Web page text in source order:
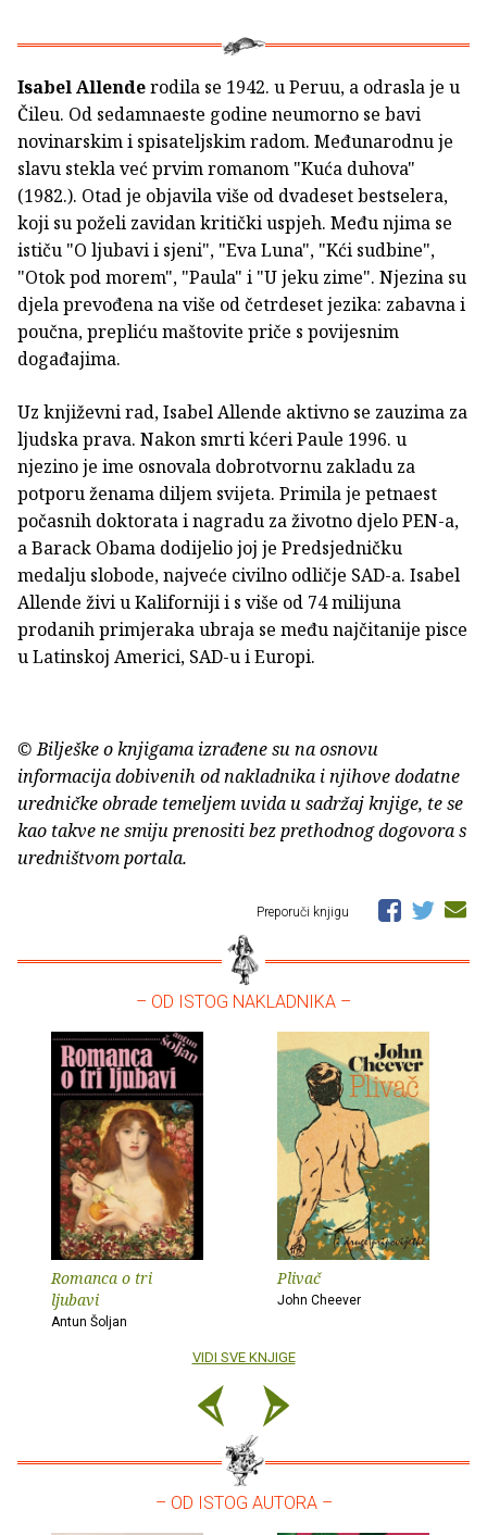
Isabel Allenderodila se 1942. u Peruu, a odrasla je u
Čileu. Od sedamnaeste godine neumorno se bavi
novinarskim i spisateljskim radom. Međunarodnu je
slavu stekla već prvim romanom "Kuća duhova"
(1982.). Otad je objavila više od dvadeset bestselera,
koji su poželi zavidan kritički uspjeh. Među njima se
ističu "O ljubavi i sjeni", "Eva Luna", "Kći sudbine",
"Otok pod morem", "Paula" i "U jeku zime". Njezina su
djela prevođena na više od četrdeset jezika: zabavna i
poučna, prepliću maštovite priče s povijesnim
događajima.
Uz književni rad, Isabel Allende aktivno se zauzima za
ljudska prava. Nakon smrti kćeri Paule 1996. u
njezino je ime osnovala dobrotvornu zakladu za
potporu ženama diljem svijeta. Primila je petnaest
počasnih doktorata i nagradu za životno djelo PEN-a,
a Barack Obama dodijelio joj je Predsjedničku
medalju slobode, najveće civilno odličje SAD-a. Isabel
Allende živi u Kaliforniji i s više od 74 milijuna
prodanih primjeraka ubraja se među najčitanije pisce
u Latinskoj Americi, SAD-u i Europi.
© Bilješke o knjigama izrađene su na osnovu
informacija dobivenih od nakladnika i njihove dodatne
uredničke obrade temeljem uvida u sadržaj knjige, te se
kao takve ne smiju prenositi bez prethodnog dogovora s
uredništvom portala.
Preporuči knjigu
– OD ISTOG NAKLADNIKA –
Romanca o tri
ljubavi
Antun Šoljan
Plivač
John Cheever
VIDI SVE KNJIGE
– OD ISTOG AUTORA –